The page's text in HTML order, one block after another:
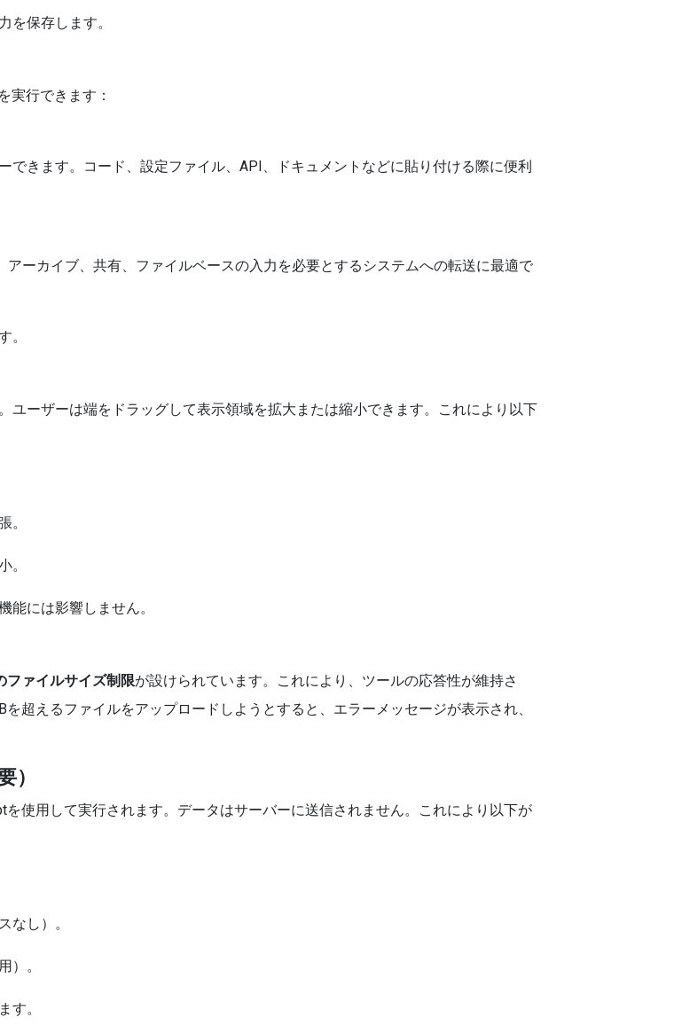
を保存します。
実行できます：
できます。コード、設定ファイル、API、ドキュメントなどに貼り付ける際に便利
ーカイブ、共有、ファイルベースの入力を必要とするシステムへの転送に最適で
。
ユーザーは端をドラッグして表示領域を拡大または縮小できます。これにより以下
。
。
能には影響しません。
ファイルサイズ制限が設けられています。これにより、ツールの応答性が維持さ
超えるファイルをアップロードしようとすると、エラーメッセージが表示され、
）
を使用して実行されます。データはサーバーに送信されません。これにより以下が
なし）。
）。
す。